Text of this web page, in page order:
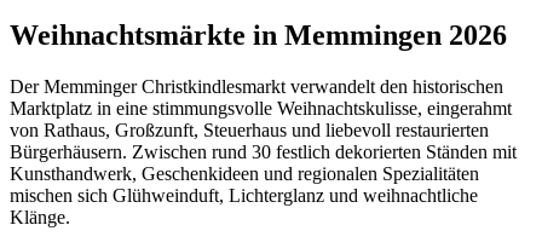
Weihnachtsmärkte in Memmingen 2026
Der Memminger Christkindlesmarkt verwandelt den historischen
Marktplatz in eine stimmungsvolle Weihnachtskulisse, eingerahmt
von Rathaus, Großzunft, Steuerhaus und liebevoll restaurierten
Bürgerhäusern. Zwischen rund 30 festlich dekorierten Ständen mit
Kunsthandwerk, Geschenkideen und regionalen Spezialitäten
mischen sich Glühweinduft, Lichterglanz und weihnachtliche
Klänge.